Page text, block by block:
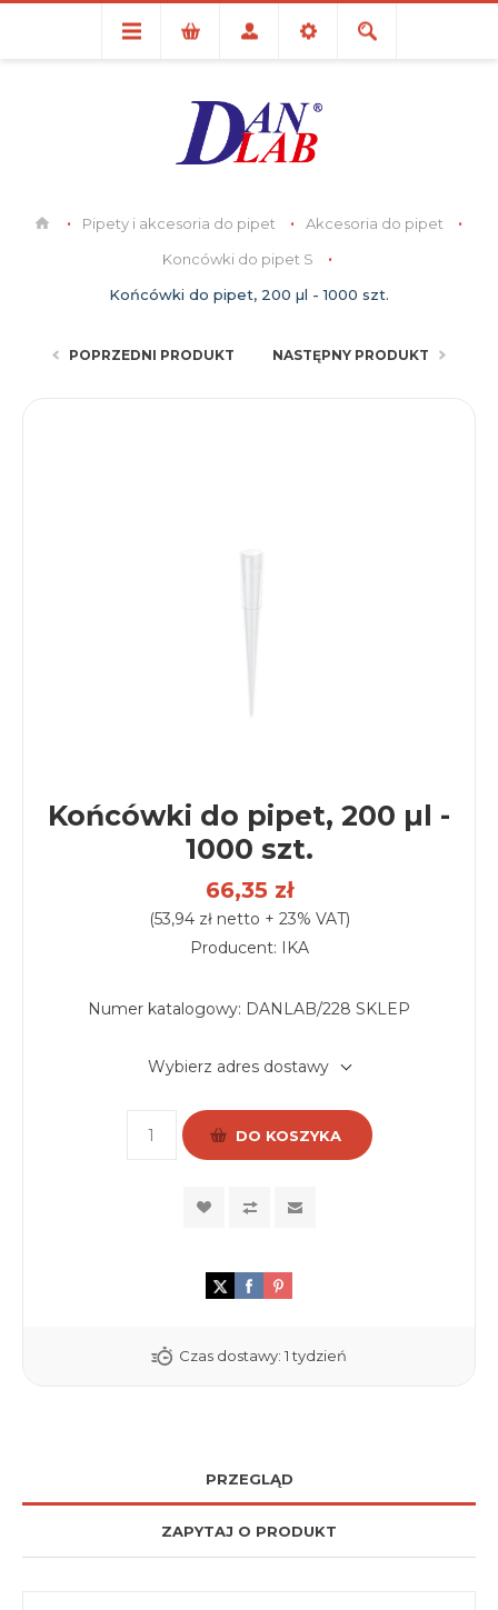
Pipety i akcesoria do pipet
Akcesoria do pipet
Koncówki do pipet S
Końcówki do pipet, 200 µl - 1000 szt.
POPRZEDNI PRODUKT NASTĘPNY PRODUKT
Końcówki do pipet, 200 µl -
1000 szt.
66,35 zł
(53,94 zł netto + 23% VAT)
Producent: IKA
Numer katalogowy: DANLAB/228 SKLEP
Wybierz adres dostawy
DO KOSZYKA
Czas dostawy: 1 tydzień
PRZEGLĄD
ZAPYTAJ O PRODUKT